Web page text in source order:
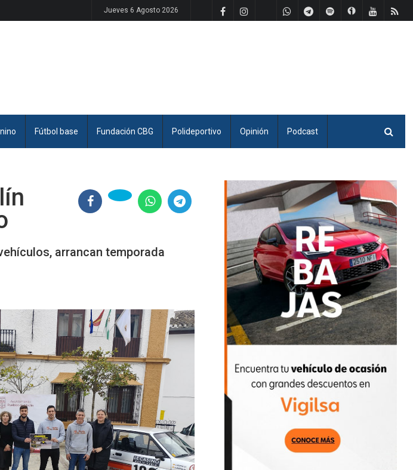
Jueves 6 Agosto 2026
Fútbol base Fundación CBG Polideportivo Opinión Podcast
arrancan temporada